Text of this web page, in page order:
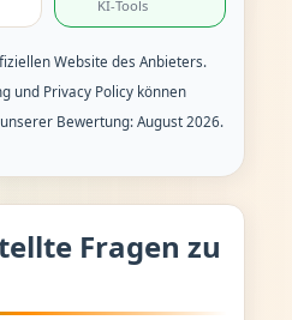
KI-Tools
Website des Anbieters.
und Privacy Policy können
Bewertung: August 2026.
Fragen zu